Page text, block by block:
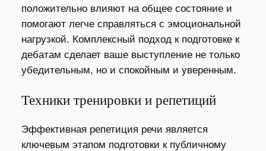
положительно влияют на общее состояние и
помогают легче справляться с эмоциональной
нагрузкой. Комплексный подход к подготовке к
дебатам сделает ваше выступление не только
убедительным, но и спокойным и уверенным.
Техники тренировки и репетиций
Эффективная репетиция речи является
ключевым этапом подготовки к публичному